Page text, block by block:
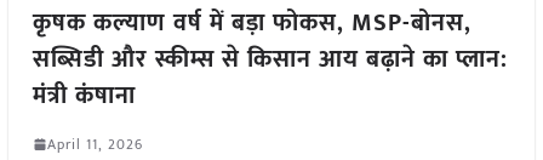
कृषक कल्याण वर्ष में बड़ा फोकस, MSP-बोनस,
सब्सिडी और स्कीम्स से किसान आय बढ़ाने का प्लान:
मंत्री कंषाना
April 11, 2026